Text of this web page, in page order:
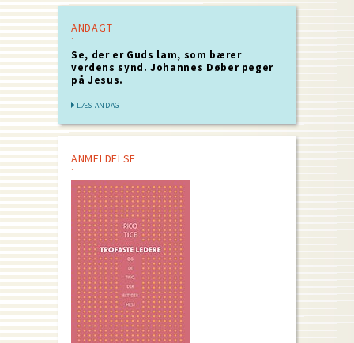
ANDAGT
Se, der er Guds lam, som bærer
verdens synd. Johannes Døber peger
på Jesus.
LÆS ANDAGT
ANMELDELSE